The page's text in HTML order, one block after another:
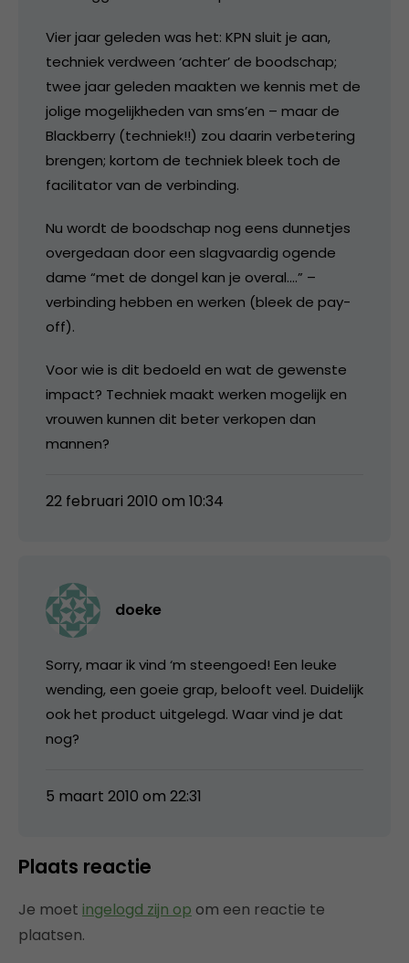
Vier jaar geleden was het: KPN sluit je aan,
techniek verdween ‘achter’ de boodschap;
twee jaar geleden maakten we kennis met de
jolige mogelijkheden van sms’en – maar de
Blackberry (techniek!!) zou daarin verbetering
brengen; kortom de techniek bleek toch de
facilitator van de verbinding.
Nu wordt de boodschap nog eens dunnetjes
overgedaan door een slagvaardig ogende
dame “met de dongel kan je overal….” –
verbinding hebben en werken (bleek de pay-
off).
Voor wie is dit bedoeld en wat de gewenste
impact? Techniek maakt werken mogelijk en
vrouwen kunnen dit beter verkopen dan
mannen?
22 februari 2010 om 10:34
doeke
Sorry, maar ik vind ‘m steengoed! Een leuke
wending, een goeie grap, belooft veel. Duidelijk
ook het product uitgelegd. Waar vind je dat
nog?
5 maart 2010 om 22:31
Plaats reactie
Je moet ingelogd zijn op om een reactie te
plaatsen.